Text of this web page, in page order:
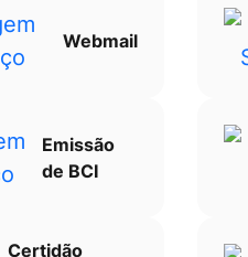
Webmail
Emissão
de BCI
Certidão